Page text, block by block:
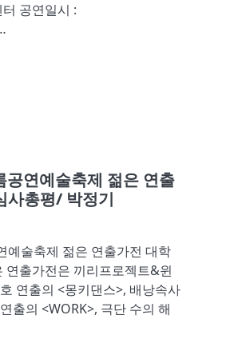
공연일시 :
연예술축제 젊은 연출
사총평/ 박정기
예술축제 젊은 연출가전 대학
출가전은 끼리프로젝트&윈
연출의 <몽키댄스>, 배낭속사
출의 <WORK>, 극단 수의 해